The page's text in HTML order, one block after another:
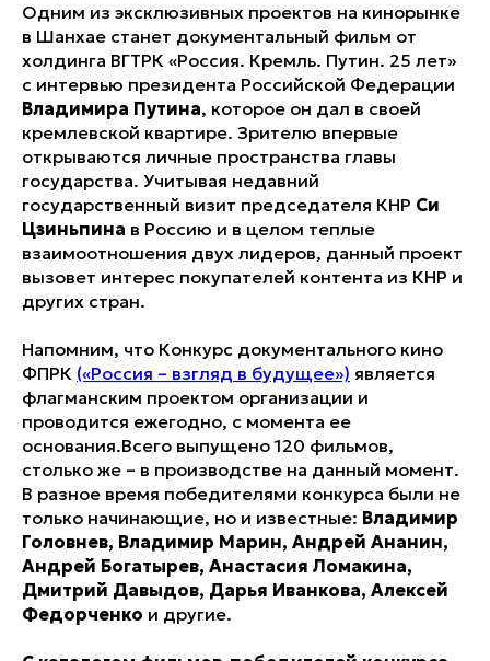
Одним из эксклюзивных проектов на кинорынке
в Шанхае станет документальный фильм от
холдинга ВГТРК «Россия. Кремль. Путин. 25 лет»
с интервью президента Российской Федерации
Владимира Путина, которое он дал в своей
кремлевской квартире. Зрителю впервые
открываются личные пространства главы
государства. Учитывая недавний
государственный визит председателя КНР Си
Цзиньпина в Россию и в целом теплые
взаимоотношения двух лидеров, данный проект
вызовет интерес покупателей контента из КНР и
других стран.
Напомним, что Конкурс документального кино
ФПРК («Россия – взгляд в будущее») является
флагманским проектом организации и
проводится ежегодно, с момента ее
основания.Всего выпущено 120 фильмов,
столько же – в производстве на данный момент.
В разное время победителями конкурса были не
только начинающие, но и известные: Владимир
Головнев, Владимир Марин, Андрей Ананин,
Андрей Богатырев, Анастасия Ломакина,
Дмитрий Давыдов, Дарья Иванкова, Алексей
Федорченко и другие.